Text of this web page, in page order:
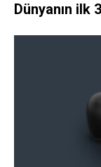
Dünyanın ilk